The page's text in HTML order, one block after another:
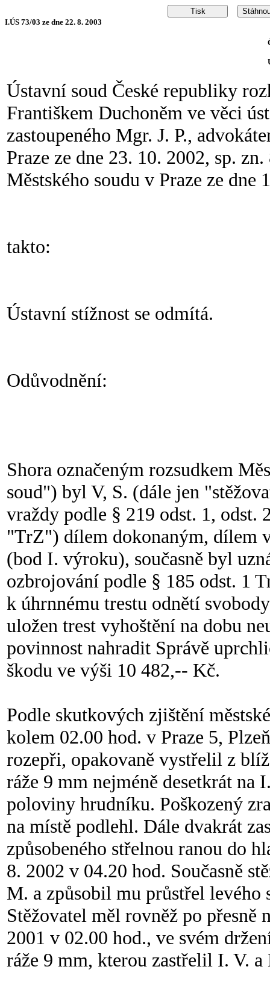
I.ÚS 73/03 ze dne 22. 8. 2003
Ústavní soud České republiky
Františkem Duchoněm ve věci
zastoupeného Mgr. J. P.,
Praze ze dne 23. 10. 2002, sp.
Městského soudu v Praze ze dne
takto:
Ústavní stížnost se odmítá.
Odůvodnění:
Shora označeným rozsudkem
soud") byl V, S. (dále jen
vraždy podle § 219 odst. 1, odst.
"TrZ") dílem dokonaným, dílem
(bod I. výroku), současně byl
ozbrojování podle § 185 odst. 1
k úhrnnému trestu odnětí
uložen trest vyhoštění na dobu
povinnost nahradit Správě
škodu ve výši 10 482,-- Kč.
Podle skutkových zjištění
kolem 02.00 hod. v Praze 5,
rozepři, opakovaně vystřelil z
ráže 9 mm nejméně desetkrát na
poloviny hrudníku. Poškozený
na místě podlehl. Dále dvakrát
způsobeného střelnou ranou do
8. 2002 v 04.20 hod. Současně
M. a způsobil mu průstřel levého
Stěžovatel měl rovněž po přesně
2001 v 02.00 hod., ve svém
ráže 9 mm, kterou zastřelil I. V.